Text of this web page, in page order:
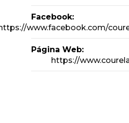
Facebook:
www.facebook.com/
Página Web:
https://